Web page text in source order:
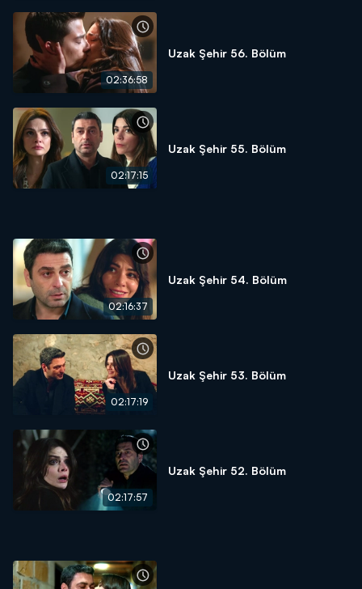
02:36:58
Uzak Şehir 56. Bölüm
02:17:15
Uzak Şehir 55. Bölüm
02:16:37
Uzak Şehir 54. Bölüm
02:17:19
Uzak Şehir 53. Bölüm
02:17:57
Uzak Şehir 52. Bölüm